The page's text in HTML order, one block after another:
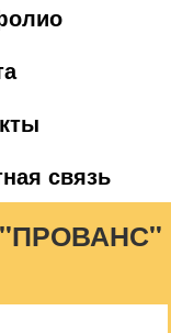
связь
"ПРОВАНС"